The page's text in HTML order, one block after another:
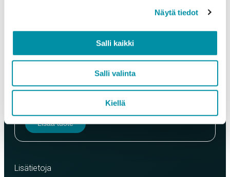
Näytä tiedot
Salli kaikki
Salli valinta
Kiellä
EN AW-6063 (min. 250kg)
Lisää tuote
Lisätietoja